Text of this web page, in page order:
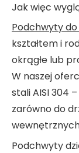
Jak więc
Podchwyty
kształtem i
okrągłe lub
W naszej
stali AISI 304
zarówno do
Podchwyty